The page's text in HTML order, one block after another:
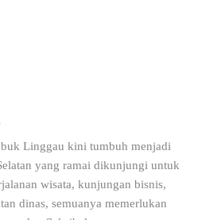
Linggau kini tumbuh menjadi
yang ramai dikunjungi untuk
wisata, kunjungan bisnis,
dinas, semuanya memerlukan